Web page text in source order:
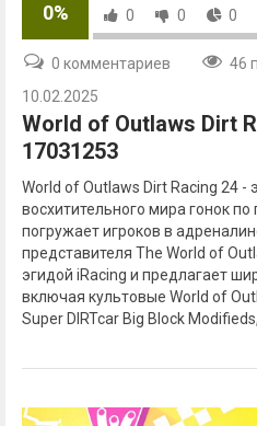
0% 0 0 0
0 комментариев
46
10.02.2025
World of Outlaws Dirt
17031253
World of Outlaws Dirt Racing 24
восхитительного мира гонок
погружает игроков в
представителя The World of
эгидой iRacing и предлагает
включая культовые World of
Super DIRTcar Big Block